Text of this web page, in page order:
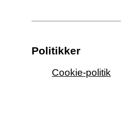
Politikker
Cookie-politik